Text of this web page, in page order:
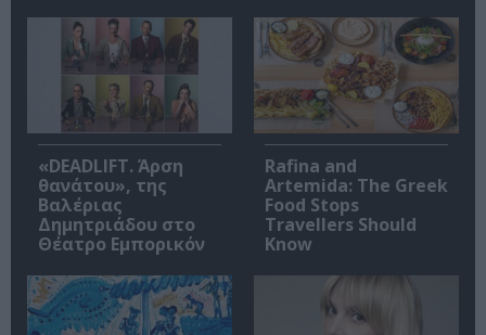
«DEADLIFT. Άρση
θανάτου», της
Βαλέριας
Δημητριάδου στο
Θέατρο Εμπορικόν
Rafina and
Artemida: The Greek
Food Stops
Travellers Should
Know